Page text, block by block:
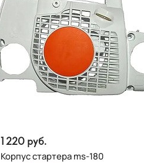
1 220 руб.
Корпус стартера ms-180